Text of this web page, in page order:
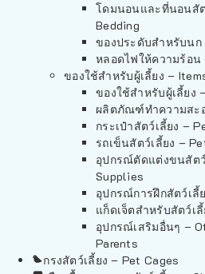
โดมนอนและที่นอนสั
Bedding
ของประดับสำหรับน
หลอดไฟให้ความร้อน
ของใช้สำหรับผู้เลี้ยง –
ของใช้สำหรับผู้เลี้ยง
ผลิตภัณฑ์ทำความสะ
กระเป๋าสัตว์เลี้ยง –
รถเข็นสัตว์เลี้ยง –
อุปกรณ์ตัดแต่งขนสัตว์
Supplies
อุปกรณ์การฝึกสัตว์เลี้
แก็ดเจ็ตสำหรับสัตว์เ
อุปกรณ์เสริมอื่นๆ –
Parents
กรงสัตว์เลี้ยง – Pet Cages